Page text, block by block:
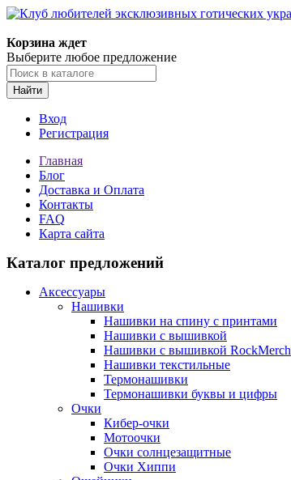
Корзина ждет
Выберите любое предложение
Найти
Вход
Регистрация
Главная
Блог
Доставка и Оплата
Контакты
FAQ
Карта сайта
Каталог предложений
Аксессуары
Нашивки
Нашивки на спину с принтами
Нашивки с вышивкой
Нашивки с вышивкой RockMerch
Нашивки текстильные
Термонашивки
Термонашивки буквы и цифры
Очки
Кибер-очки
Мотоочки
Очки солнцезащитные
Очки Хиппи